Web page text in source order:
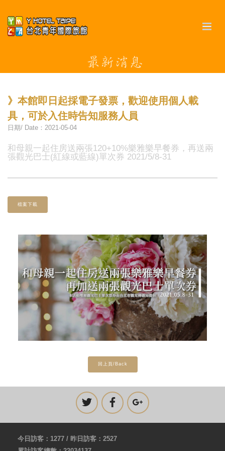
》本館即日起採電子發票，歡迎使用個人載
具，可於入住時告知服務人員
日期/ Date：2021-05-04
和母親一起住房送兩張120+10%樂雅樂早餐券，再送兩
張觀光巴士(紅線或藍線)單次券 2021/5/8-31
檔案下載
回上頁/Back
今日訪客：1277 / 昨日訪客：2527